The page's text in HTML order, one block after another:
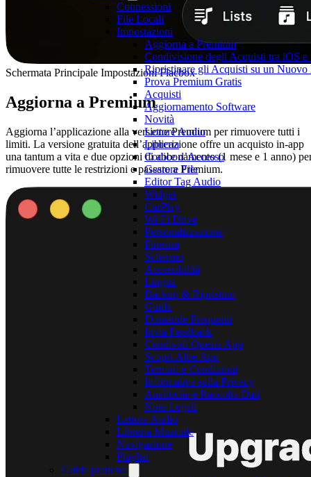
Connessioni
File Locali
Impostazioni
Aggiorna a Premium
Condivisione degli Acquisti tra iOS e
Ripristinare gli Acquisti su un Nuovo
Prova Premium Gratis
Acquisti
Aggiornamento Software
Novità
Lettore Audio
Libreria
Codice d’Accesso
Gestore File
Editor Tag Audio
Widget
CarPlay
Wi-Fi Drive
Personalizzazione
Finestra
Schermo
Accessibilità
Lingua
Backup & Ripristino
Guida
Domande Frequenti
Invia Feedback
Condividi Questa App
Scopri Altre App
Termini e Condizioni
Informativa sulla Privacy
Analitiche e Raccolta Dati
Note Legali
Lettore Audio
Libreria Musicale
Navigazione
Playlist
Guide pratiche
Schermata Principale Impostazioni Flacbox
Aggiorna a Premium
Aggiorna l’applicazione alla versione Premium per rimuovere tutti i
limiti. La versione gratuita dell’applicazione offre un acquisto in-app
una tantum a vita e due opzioni di abbonamento (1 mese e 1 anno)
rimuovere tutte le restrizioni e passare a Premium.